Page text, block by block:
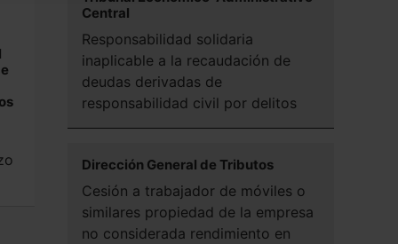
Central
Responsabilidad solidaria
inaplicable a la recaudación de
deudas derivadas de
responsabilidad civil por delitos
Dirección General de Tributos
Cesión a trabajador de móviles o
similares propiedad de la empresa
no considerada rendimiento en